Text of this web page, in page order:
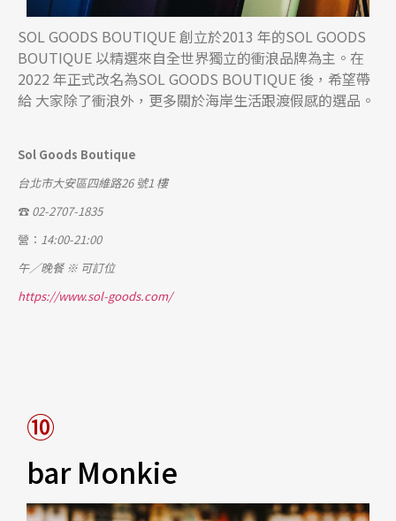
SOL GOODS BOUTIQUE 創立於2013 年的SOL GOODS
BOUTIQUE 以精選來自全世界獨立的衝浪品牌為主。在
2022 年正式改名為SOL GOODS BOUTIQUE 後，希望帶
給 大家除了衝浪外，更多關於海岸生活跟渡假感的選品。
Sol Goods Boutique
台北市大安區四維路26 號1 樓
☎ 02-2707-1835
營： 14:00-21:00
午／晚餐 ※ 可訂位
https://www.sol-goods.com/
⑩
bar Monkie